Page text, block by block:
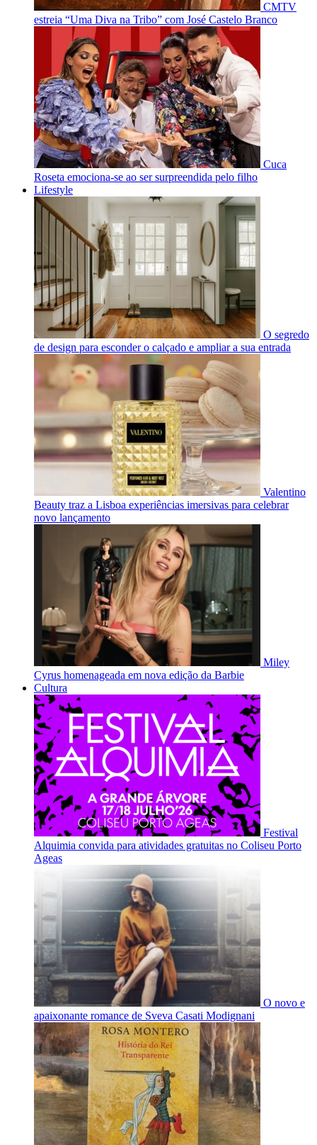
CMTV
estreia “Uma Diva na Tribo” com José Castelo Branco
Cuca
Roseta emociona-se ao ser surpreendida pelo filho
Lifestyle
O segredo
de design para esconder o calçado e ampliar a sua entrada
Valentino
Beauty traz a Lisboa experiências imersivas para celebrar
novo lançamento
Miley
Cyrus homenageada em nova edição da Barbie
Cultura
Festival
Alquimia convida para atividades gratuitas no Coliseu Porto
Ageas
O novo e
apaixonante romance de Sveva Casati Modignani